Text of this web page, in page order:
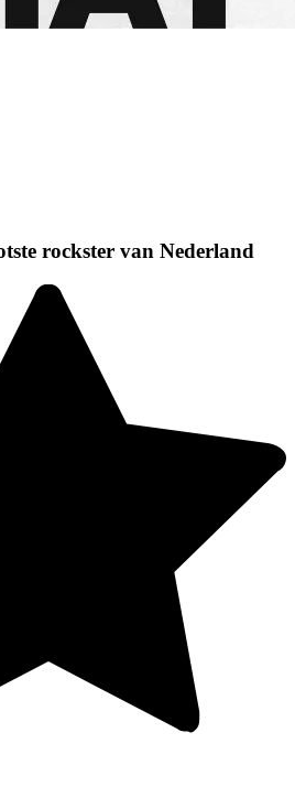
rockster van Nederland